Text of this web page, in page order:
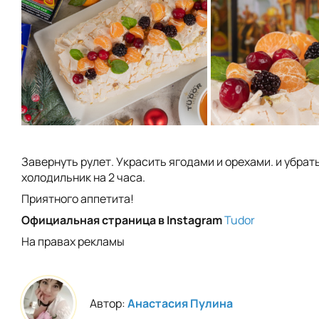
Завернуть рулет. Украсить ягодами и орехами. и
холодильник на 2 часа.
Приятного аппетита!
Официальная страница в InstagramTudor
На правах рекламы
Автор:Анастасия Пулина